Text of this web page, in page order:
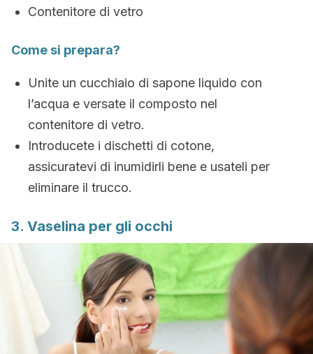
Contenitore di vetro
Come si prepara?
Unite un cucchiaio di sapone liquido con
l’acqua e versate il composto nel
contenitore di vetro.
Introducete i dischetti di cotone,
assicuratevi di inumidirli bene e usateli per
eliminare il trucco.
3. Vaselina per gli occhi